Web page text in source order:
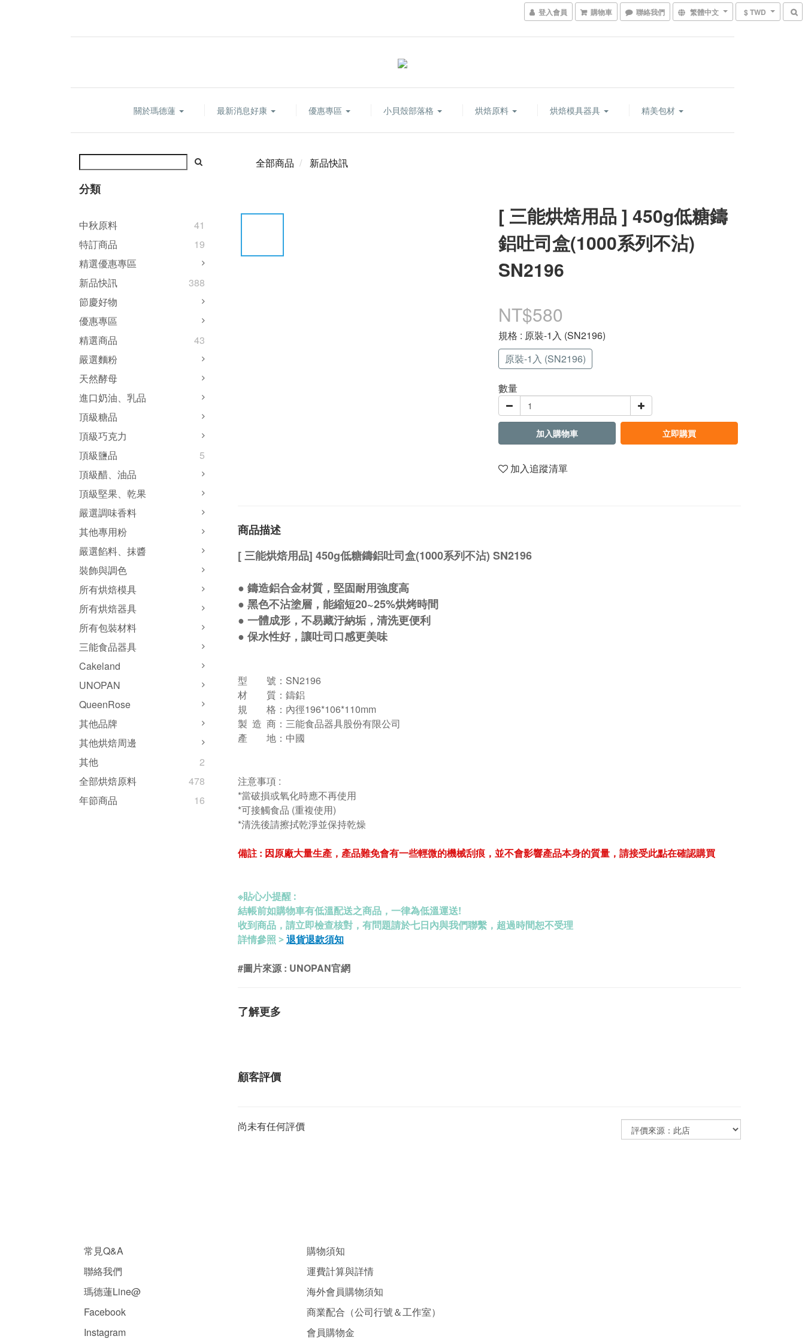
登入會員 購物車 聯絡我們 繁體中文 $ TWD
關於瑪德蓮 最新消息好康 優惠專區 小貝殼部落格 烘焙原料 烘焙模具器具 精美包材
分類
中秋原料
41
特訂商品
19
精選優惠專區
新品快訊
388
節慶好物
優惠專區
精選商品
43
嚴選麵粉
天然酵母
進口奶油、乳品
頂級糖品
頂級巧克力
頂級鹽品
5
頂級醋、油品
頂級堅果、乾果
嚴選調味香料
其他專用粉
嚴選餡料、抹醬
裝飾與調色
所有烘焙模具
所有烘焙器具
所有包裝材料
三能食品器具
Cakeland
UNOPAN
QueenRose
其他品牌
其他烘焙周邊
其他
2
全部烘焙原料
478
年節商品
16
全部商品 新品快訊
[ 三能烘焙用品 ] 450g低糖鑄
鋁吐司盒(1000系列不沾)
SN2196
NT$580
規格 : 原裝-1入 (SN2196)
原裝-1入 (SN2196)
數量
加入購物車 立即購買
加入追蹤清單
商品描述
[ 三能烘焙用品] 450g低糖鑄鋁吐司盒(1000系列不沾) SN2196
● 鑄造鋁合金材質，堅固耐用強度高
● 黑色不沾塗層，能縮短20~25%烘烤時間
● 一體成形，不易藏汙納垢，清洗更便利
● 保水性好，讓吐司口感更美味
型 號：SN2196
材 質：鑄鋁
規 格：內徑196*106*110mm
製 造 商：三能食品器具股份有限公司
產 地：中國
注意事項 :
*當破損或氧化時應不再使用
*可接觸食品 (重複使用)
*清洗後請擦拭乾淨並保持乾燥
備註 : 因原廠大量生產，產品難免會有一些輕微的機械刮痕，並不會影響產品本身的質量，請接受此點在確認購買
※貼心小提醒 :
結帳前如購物車有低溫配送之商品，一律為低溫運送!
收到商品，請立即檢查核對，有問題請於七日內與我們聯繫，超過時間恕不受理
詳情參照 >退貨退款須知
#圖片來源 : UNOPAN官網
了解更多
顧客評價
尚未有任何評價
常見Q&A
聯絡我們
瑪德蓮Line@
Facebook
Instagram
購物須知
運費計算與詳情
海外會員購物須知
商業配合（公司行號＆工作室）
會員購物金